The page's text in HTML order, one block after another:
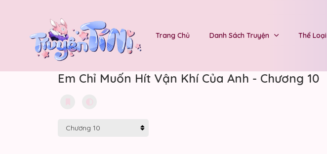
Trang Chủ Danh Sách Truyện Thể Loại
Em Chỉ Muốn Hít Vận Khí Của Anh - Chương 10